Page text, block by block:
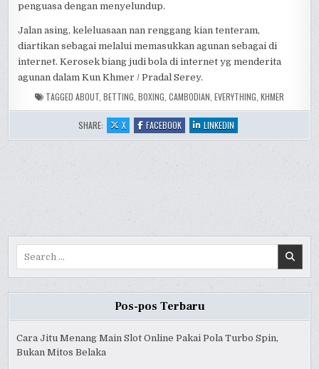
penguasa dengan menyelundup.
Jalan asing, keleluasaan nan renggang kian tenteram,
diartikan sebagai melalui memasukkan agunan sebagai di
internet. Kerosek biang judi bola di internet yg menderita
agunan dalam Kun Khmer / Pradal Serey.
TAGGED ABOUT BETTING BOXING CAMBODIAN EVERYTHING KHMER
SHARE: X:
KUN
KHMER
FACEBOOK:
KUN
KHMER
LINKEDIN
KUN
KHMER
Pos-pos Terbaru
Cara Jitu Menang Main Slot Online Pakai Pola Turbo Spin,
Bukan Mitos Belaka